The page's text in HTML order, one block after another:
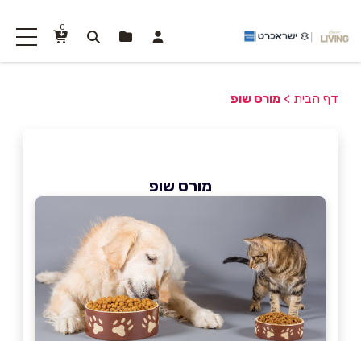
0
דף הבית > מורס שופ
מורס שופ